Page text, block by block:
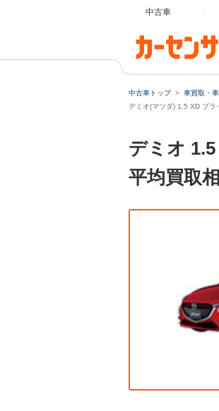
中古車
中古車トップ 車買取・
デミオ(マツダ) 1.5 XD ブ
デミオ
平均買取